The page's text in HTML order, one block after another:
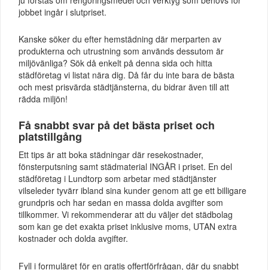
jobbet ingår i slutpriset.
Kanske söker du efter hemstädning där merparten av
produkterna och utrustning som används dessutom är
miljövänliga? Sök då enkelt på denna sida och hitta
städföretag vi listat nära dig. Då får du inte bara de bästa
och mest prisvärda städtjänsterna, du bidrar även till att
rädda miljön!
Få snabbt svar på det bästa priset och
platstillgång
Ett tips är att boka städningar där resekostnader,
fönsterputsning samt städmaterial INGÅR i priset. En del
städföretag i Lundtorp som arbetar med städtjänster
vilseleder tyvärr ibland sina kunder genom att ge ett billigare
grundpris och har sedan en massa dolda avgifter som
tillkommer. Vi rekommenderar att du väljer det städbolag
som kan ge det exakta priset inklusive moms, UTAN extra
kostnader och dolda avgifter.
Fyll i formuläret för en gratis offertförfrågan, där du snabbt